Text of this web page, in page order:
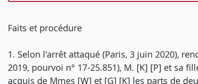
Faits et procédure
1. Selon l'arrêt attaqué (Paris, 3 juin 2020),
2019, pourvoi n° 17-25.851), M. [K] [P] et sa
acquis de Mmes [W] et [G] [K] les parts de